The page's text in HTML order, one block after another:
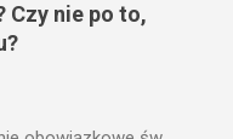
Czy nie po to,